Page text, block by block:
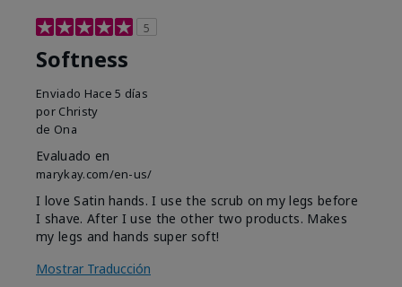
5
Softness
Enviado Hace 5 días
por Christy
de Ona
Evaluado en
marykay.com/en-us/
I love Satin hands. I use the scrub on my legs before
I shave. After I use the other two products. Makes
my legs and hands super soft!
Mostrar Traducción